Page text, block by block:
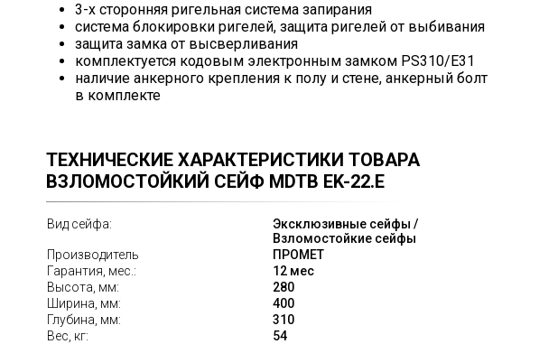
3-х сторонняя ригельная система запирания
система блокировки ригелей, защита ригелей от выбивания
защита замка от высверливания
комплектуется кодовым электронным замком PS310/E31
наличие анкерного крепления к полу и стене, анкерный болт
в комплекте
ТЕХНИЧЕСКИЕ ХАРАКТЕРИСТИКИ ТОВАРА
ВЗЛОМОСТОЙКИЙ СЕЙФ MDTB EK-22.E
Вид сейфа:
Эксклюзивные сейфы /
Взломостойкие сейфы
Производитель
ПРОМЕТ
Гарантия, мес.:
12 мес
Высота, мм:
280
Ширина, мм:
400
Глубина, мм:
310
Вес, кг:
54